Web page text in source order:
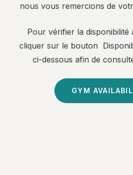
nous vous remercions de
Pour vérifier la disponibilité
cliquer sur le bouton
ci-dessous afin de
GYM